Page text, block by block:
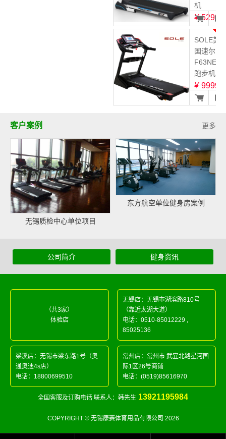
机
¥ 5299
SOLE美
国速尔
F63NEW
跑步机
¥ 9999
更多
客户案例
无锡质检中心单位项目
东方航空单位健身房案例
公司简介 健身资讯
（共3家）
体验店
无锡店：无锡市湖滨路810号
（靠近太湖大道）
电话：0510-85012229 ,
85025136
梁溪店：无锡市梁东路1号（奥
通奥迪4s店）
电话： 18800699510
常州店：常州市 武宜北路星河国
际1区26号商铺
电话：(0519)85616970
全国客服及订购电话 联系人：韩先生 13921195984
COPYRIGHT © 无锡康赛体育用品有限公司 2026